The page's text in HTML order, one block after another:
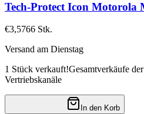
Tech-Protect Icon Motorola
€3,5766 Stk.
Versand am Dienstag
1 Stück verkauft!Gesamtverkäufe
Vertriebskanäle
In den Korb